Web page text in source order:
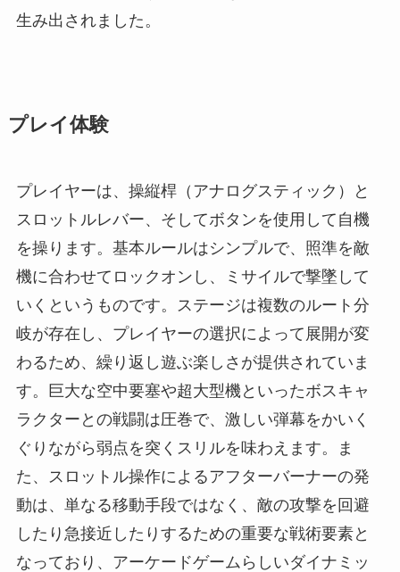
生み出されました。
プレイ体験
プレイヤーは、操縦桿（アナログスティック）と
スロットルレバー、そしてボタンを使用して自機
を操ります。基本ルールはシンプルで、照準を敵
機に合わせてロックオンし、ミサイルで撃墜して
いくというものです。ステージは複数のルート分
岐が存在し、プレイヤーの選択によって展開が変
わるため、繰り返し遊ぶ楽しさが提供されていま
す。巨大な空中要塞や超大型機といったボスキャ
ラクターとの戦闘は圧巻で、激しい弾幕をかいく
ぐりながら弱点を突くスリルを味わえます。ま
た、スロットル操作によるアフターバーナーの発
動は、単なる移動手段ではなく、敵の攻撃を回避
したり急接近したりするための重要な戦術要素と
なっており、アーケードゲームらしいダイナミッ